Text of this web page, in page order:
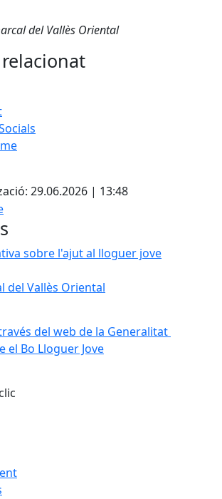
del Vallès Oriental
29.06.2026 | 13:48
sobre l'ajut al lloguer jove
del Vallès Oriental
del web de la Generalitat
Bo Lloguer Jove